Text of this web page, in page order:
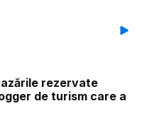
rezervate
de turism care a